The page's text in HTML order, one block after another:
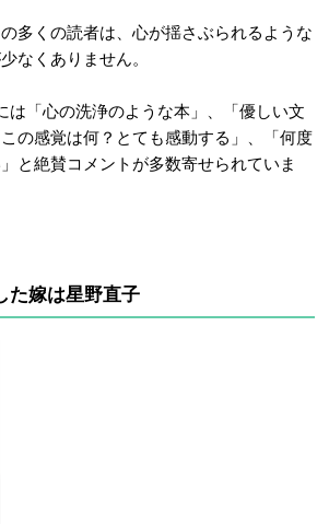
多くの読者は、心が揺さぶられるような
なくありません。
は「心の洗浄のような本」、「優しい文
の感覚は何？とても感動する」、「何度
と絶賛コメントが多数寄せられていま
た嫁は星野直子